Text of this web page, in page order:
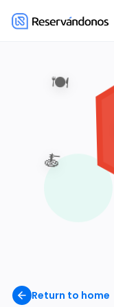
Return to home
🍽️
🍝